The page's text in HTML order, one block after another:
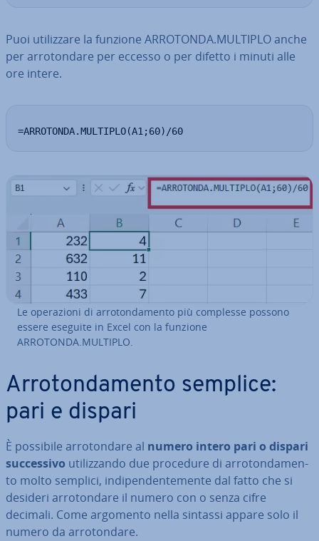
Puoi uti­liz­za­re la funzione ARROTONDA.MULTIPLO anche
per ar­ro­ton­da­re per eccesso o per difetto i minuti alle
ore intere.
=ARROTONDA.MULTIPLO(A1;60)/60
Le ope­ra­zio­ni di ar­ro­ton­da­men­to più complesse possono
essere eseguite in Excel con la funzione
ARROTONDA.MULTIPLO.
Ar­ro­ton­da­men­to semplice:
pari e dispari
È possibile ar­ro­ton­da­re al numero intero pari o dispari
suc­ces­si­vo uti­liz­zan­do due procedure di ar­ro­ton­da­men­
to molto semplici, in­di­pen­den­te­men­te dal fatto che si
desideri ar­ro­ton­da­re il numero con o senza cifre
decimali. Come argomento nella sintassi appare solo il
numero da ar­ro­ton­da­re.